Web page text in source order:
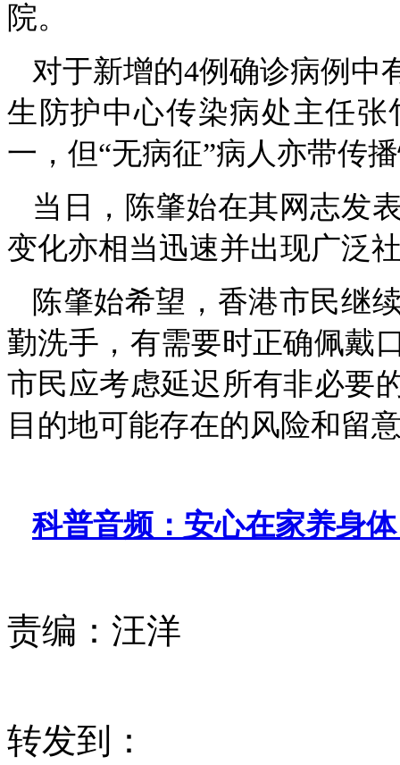
院。
对于新增的4例确诊病例中
生防护中心传染病处主任
一，但“无病征”病人亦带传
当日，陈肇始在其网志发
变化亦相当迅速并出现广泛
陈肇始希望，香港市民继
勤洗手，有需要时正确佩戴
市民应考虑延迟所有非必要
目的地可能存在的风险和留
科普音频：安心在家养身
责编： 汪洋
转发到：